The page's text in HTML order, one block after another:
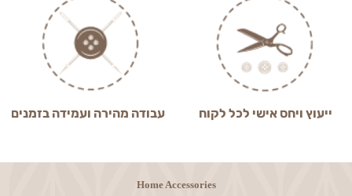
ייעוץ ויחס אישי לכל לקוח עבודה מהירה ועמידה בזמנים
Home Accessories